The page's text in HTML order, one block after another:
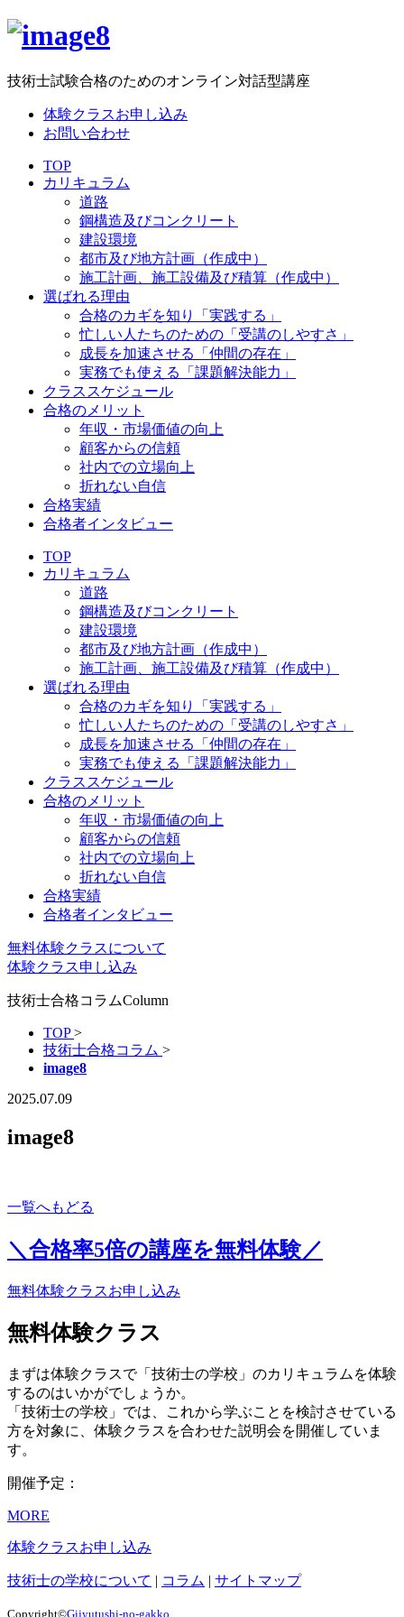
技術士試験合格のためのオンライン対話型講座
体験クラスお申し込み
お問い合わせ
TOP
カリキュラム
道路
鋼構造及びコンクリート
建設環境
都市及び地方計画（作成中）
施工計画、施工設備及び積算（作成中）
選ばれる理由
合格のカギを知り「実践する」
忙しい人たちのための「受講のしやすさ」
成長を加速させる「仲間の存在」
実務でも使える「課題解決能力」
クラススケジュール
合格のメリット
年収・市場価値の向上
顧客からの信頼
社内での立場向上
折れない自信
合格実績
合格者インタビュー
TOP
カリキュラム
道路
鋼構造及びコンクリート
建設環境
都市及び地方計画（作成中）
施工計画、施工設備及び積算（作成中）
選ばれる理由
合格のカギを知り「実践する」
忙しい人たちのための「受講のしやすさ」
成長を加速させる「仲間の存在」
実務でも使える「課題解決能力」
クラススケジュール
合格のメリット
年収・市場価値の向上
顧客からの信頼
社内での立場向上
折れない自信
合格実績
合格者インタビュー
無料体験クラスについて
体験クラス申し込み
技術士合格コラムColumn
TOP >
技術士合格コラム >
image8
2025.07.09
image8
一覧へもどる
＼合格率5倍の講座を無料体験／
無料体験クラスお申し込み
無料体験クラス
まずは体験クラスで「技術士の学校」のカリキュラムを体験
するのはいかがでしょうか。
「技術士の学校」では、これから学ぶことを検討させている
方を対象に、体験クラスを合わせた説明会を開催していま
す。
開催予定：
MORE
体験クラスお申し込み
技術士の学校について | コラム | サイトマップ
Copyright©Gijyutushi-no-gakko